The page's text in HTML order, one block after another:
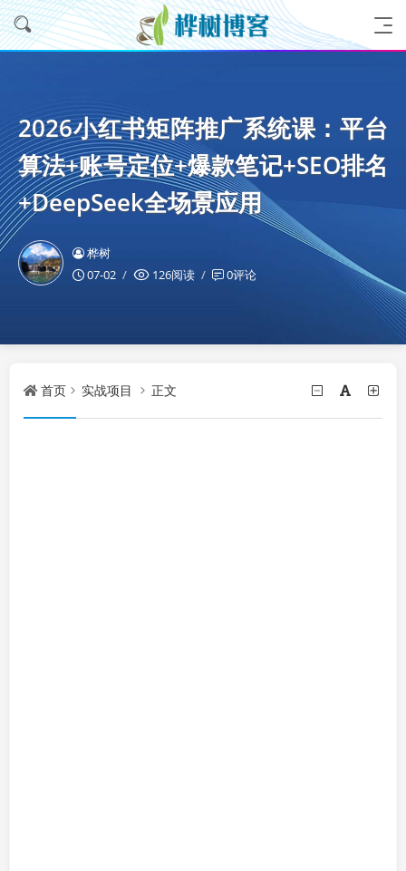
2026小红书矩阵推广系统课：平台
算法+账号定位+爆款笔记+SEO排名
+DeepSeek全场景应用
桦树
07-02
126阅读 0评论
首页 实战项目 正文